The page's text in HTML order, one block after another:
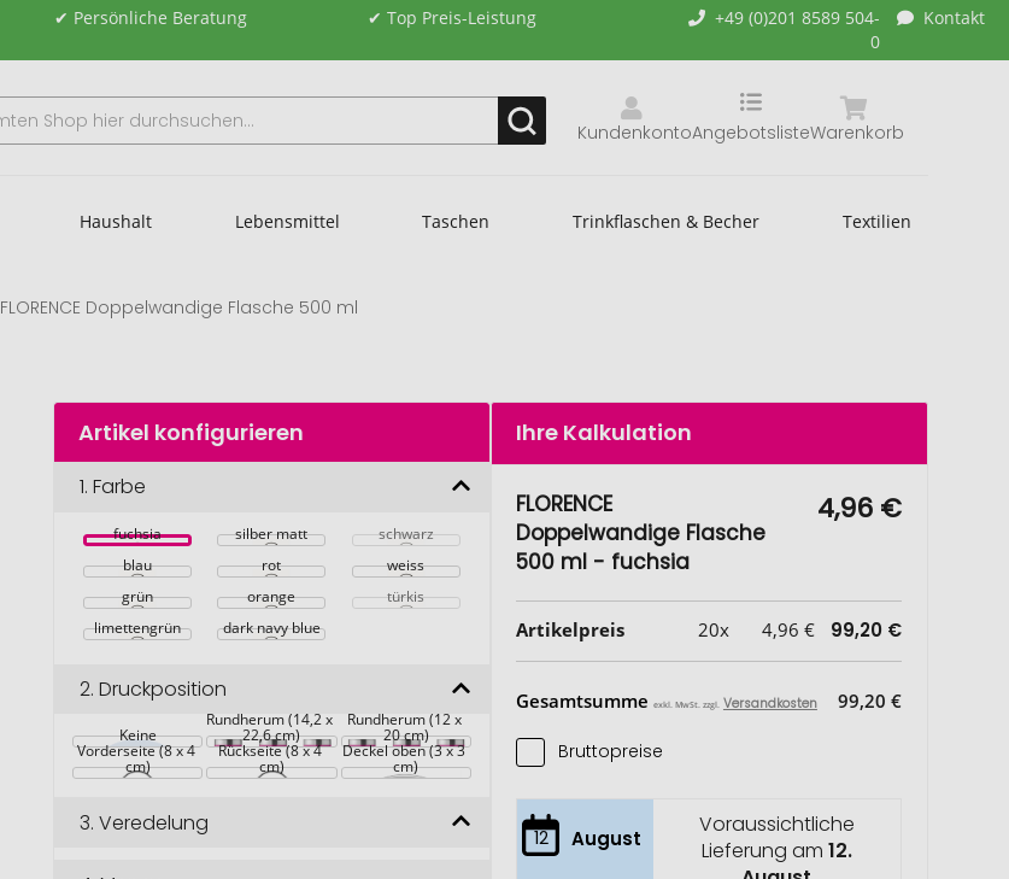
✔ Persönliche Beratung ✔ Top Preis-Leistung
+49 (0)201 8589 504-
0
Kontakt
Kundenkonto Warenkorb
Angebotsliste
Haushalt Lebensmittel Taschen Trinkflaschen & Becher Textilien
FLORENCE Doppelwandige Flasche 500 ml
Artikel konfigurieren
1.Farbe
fuchsia silber matt
schwarz
blau
rot
weiss
grün
orange
türkis
limettengrün
dark navy blue
2.Druckposition
Keine
Rundherum (14,2 x
22,6 cm)
Rundherum (12 x
20 cm)
Vorderseite (8 x 4
cm)
Rückseite (8 x 4
cm)
Deckel oben (3 x 3
cm)
3.Veredelung
Ihre Kalkulation
FLORENCE
Doppelwandige Flasche
500 ml - fuchsia
4,96 €
Artikelpreis 20x 4,96 € 99,20 €
Gesamtsumme exkl. MwSt. zzgl. Versandkosten 99,20 €
Bruttopreise
12 August
Voraussichtliche
Lieferung am 12.